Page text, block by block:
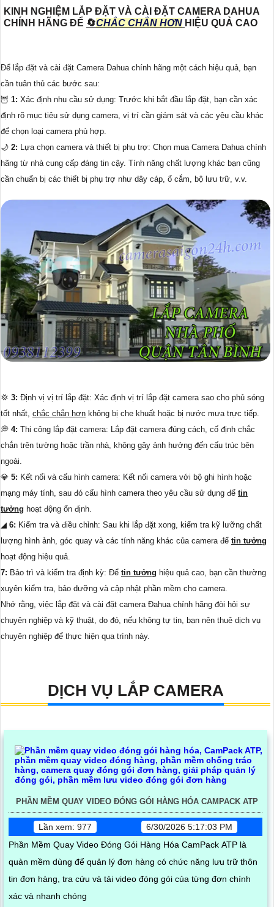
KINH NGHIỆM LẮP ĐẶT VÀ CÀI ĐẶT CAMERA DAHUA
CHÍNH HÃNG ĐỂ 🔄CHẮC CHẮN HƠN HIỆU QUẢ CAO
Để lắp đặt và cài đặt Camera Dahua chính hãng một cách hiệu quả, bạn
cần tuân thủ các bước sau:
🦉 1: Xác định nhu cầu sử dụng: Trước khi bắt đầu lắp đặt, bạn cần xác
định rõ mục tiêu sử dụng camera, vị trí cần giám sát và các yêu cầu khác
để chọn loại camera phù hợp.
🌙 2: Lựa chọn camera và thiết bị phụ trợ: Chọn mua Camera Dahua chính
hãng từ nhà cung cấp đáng tin cậy. Tính năng chất lượng khác bạn cũng
cần chuẩn bị các thiết bị phụ trợ như dây cáp, ổ cắm, bộ lưu trữ, v.v.
💢 3: Định vị vị trí lắp đặt: Xác định vị trí lắp đặt camera sao cho phủ sóng
tốt nhất, chắc chắn hơn không bị che khuất hoặc bị nước mưa trực tiếp.
💭 4: Thi công lắp đặt camera: Lắp đặt camera đúng cách, cố định chắc
chắn trên tường hoặc trần nhà, không gây ảnh hưởng đến cấu trúc bên
ngoài.
💎 5: Kết nối và cấu hình camera: Kết nối camera với bộ ghi hình hoặc
mạng máy tính, sau đó cấu hình camera theo yêu cầu sử dụng để tin
tưởng hoạt động ổn định.
◢ 6: Kiểm tra và điều chỉnh: Sau khi lắp đặt xong, kiểm tra kỹ lưỡng chất
lượng hình ảnh, góc quay và các tính năng khác của camera để tin tưởng
hoạt động hiệu quả.
7: Bảo trì và kiểm tra định kỳ: Để tin tưởng hiệu quả cao, bạn cần thường
xuyên kiểm tra, bảo dưỡng và cập nhật phần mềm cho camera.
Nhớ rằng, việc lắp đặt và cài đặt camera Đahua chính hãng đòi hỏi sự
chuyên nghiệp và kỹ thuật, do đó, nếu không tự tin, bạn nên thuê dịch vụ
chuyên nghiệp để thực hiện qua trình này.
DỊCH VỤ LẮP CAMERA
PHẦN MỀM QUAY VIDEO ĐÓNG GÓI HÀNG HÓA CAMPACK ATP
Lần xem: 977
6/30/2026 5:17:03 PM
Phần Mềm Quay Video Đóng Gói Hàng Hóa CamPack ATP là
quàn mềm dùng để quản lý đơn hàng có chức năng lưu trữ thôn
tin đơn hàng, tra cứu và tải video đóng gói của từng đơn chính
xác và nhanh chóng